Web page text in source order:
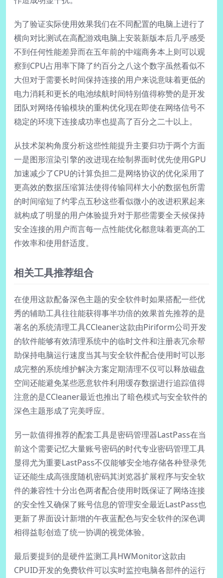
为了验证实际使用效果我们在不同配置的电脑上进行了
横向对比测试在高配游戏电脑上安装新版本后几乎感受
不到任何性能差异而在五年前的中端商务本上则可以观
察到CPU占用率下降了约百分之八这个数字虽然看似不
大但对于需要长时间保持连接的用户来说意味着更低的
电力消耗和更长的电池续航时间特别值得称赞的是开发
团队对网络传输模块的重构优化现在即使在网络信号不
稳定的环境下连接成功率也提高了百分之二十以上。
从技术架构角度分析这些性能提升主要归功于两个方面
一是图形渲染引擎的改进现在绘制界面时优先使用GPU
加速减少了CPU的计算负担二是网络协议的优化采用了
更高效的数据压缩算法使得传输同样大小的数据包所需
的时间缩短了约零点五秒这些看似微小的改进积累起来
就构成了明显的用户体验提升对于那些需要全天候保持
安全连接的用户而言每一点性能优化都意味着更高的工
作效率和使用舒适度。
相关工具推荐组合
在使用这款配备深色主题的安全软件时如果搭配一些优
秀的辅助工具往往能获得事半功倍的效果首先推荐的是
著名的系统清理工具CCleaner这款由Piriform公司开发
的软件能够有效清理系统中的临时文件和注册表冗余帮
助保持电脑运行速度当其与安全软件配合使用时可以形
成完整的系统维护解决方案定期清理不仅可以释放磁盘
空间还能避免某些恶意软件利用缓存数据进行追踪值得
注意的是CCleaner最近也推出了暗色模式与安全软件的
深色主题形成了完美呼应。
另一款值得推荐的配套工具是密码管理器LastPass在当
前这个需要记忆大量账号密码的时代专业密码管理工具
显得尤为重要LastPass不仅能够安全地存储各种登录凭
证还能生成高强度随机密码其浏览器扩展程序与安全软
件的兼容性十分出色两者配合使用时既保证了网络连接
的安全性又确保了账号信息的管理安全最近LastPass也
更新了界面设计新增的午夜蓝配色与安全软件的深色调
相得益彰创造了统一协调的视觉体验。
最后要提到的是硬件监测工具HWMonitor这款由
CPUID开发的免费软件可以实时监控电脑各部件的运行